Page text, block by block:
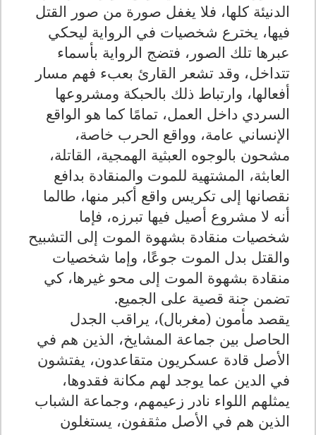
الدنيئة كلها، فلا يغفل صورة من صور القتل
فيها، يخترع شخصيات في الرواية ليحكي
عبرها تلك الصور، فتضج الرواية بأسماء
تتداخل، وقد تشعر القارئ بعبء فهم مسار
أفعالها، وارتباط ذلك بالحبكة ومشروعها
السردي داخل العمل، تمامًا كما هو الواقع
الإنساني عامة، وواقع الحرب خاصة،
مشحون بالوجوه العبثية الهمجية، القاتلة،
العابثة، المشتهية للموت والمنقادة بدافع
نقصانها إلى تكريس واقع أكبر منها، طالما
أنه لا مشروع أصيل فيها تبرزه، فإما
شخصيات منقادة بشهوة الموت إلى التشبيح
والقتل بدل الموت جوعًا، وإما شخصيات
منقادة بشهوة الموت إلى محو غيرها، كي
تضمن جنة قصية على الجميع.
يقصد مأمون (مغربال)، يراقب الجدل
الحاصل بين جماعة المشايخ، الذين هم في
الأصل قادة عسكريون متقاعدون، يفتشون
في الدين عما يوجد لهم مكانة فقدوها،
يمثلهم اللواء نادر زعيمهم، وجماعة الشباب
الذين هم في الأصل مثقفون، يستغلون